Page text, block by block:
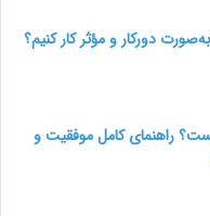
راهنمای کامل موفقیت و